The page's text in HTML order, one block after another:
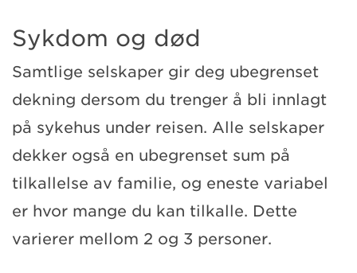
Sykdom og død
Samtlige selskaper gir deg ubegrenset
dekning dersom du trenger å bli innlagt
på sykehus under reisen. Alle selskaper
dekker også en ubegrenset sum på
tilkallelse av familie, og eneste variabel
er hvor mange du kan tilkalle. Dette
varierer mellom 2 og 3 personer.